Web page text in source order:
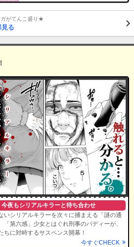
ガがてんこ盛り★
る
今夜もシリアルキラーと待ち合わせ
いシリアルキラーを次々に捕まえる「謎の通
「第六感」少女とはぐれ刑事のバディーが、
ちに対峙するサスペンス開幕！
今すぐCHECK